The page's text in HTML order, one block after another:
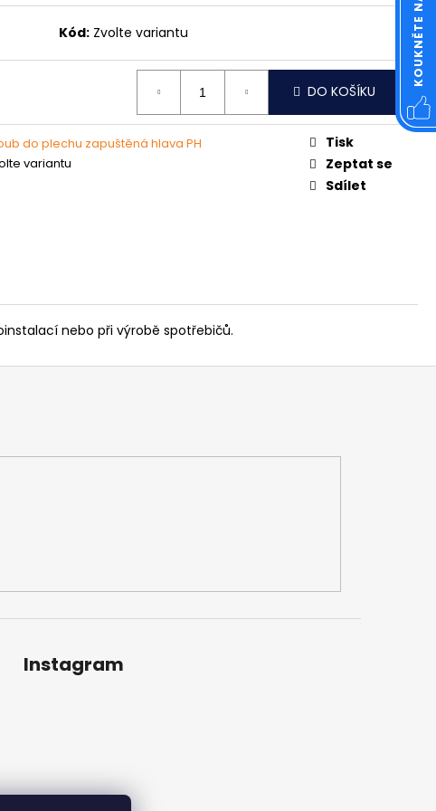
Kód: Zvolte variantu
DO KOŠÍKU
do plechu zapuštěná hlava PH
variantu
Tisk
Zeptat se
Sdílet
nebo při výrobě spotřebičů.
ČTVERCOVÁ NEREZ
Instagram